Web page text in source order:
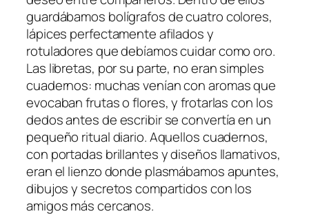
guardábamos bolígrafos de cuatro colores,
lápices perfectamente afilados y
rotuladores que debíamos cuidar como oro.
Las libretas, por su parte, no eran simples
cuadernos: muchas venían con aromas que
evocaban frutas o flores, y frotarlas con los
dedos antes de escribir se convertía en un
pequeño ritual diario. Aquellos cuadernos,
con portadas brillantes y diseños llamativos,
eran el lienzo donde plasmábamos apuntes,
dibujos y secretos compartidos con los
amigos más cercanos.